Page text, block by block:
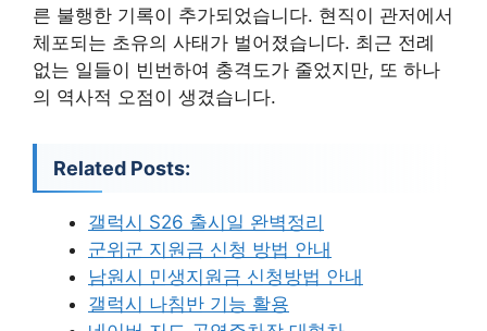
른 불행한 기록이 추가되었습니다. 현직이 관저에서
체포되는 초유의 사태가 벌어졌습니다. 최근 전례
없는 일들이 빈번하여 충격도가 줄었지만, 또 하나
의 역사적 오점이 생겼습니다.
Related Posts:
갤럭시 S26 출시일 완벽정리
군위군 지원금 신청 방법 안내
남원시 민생지원금 신청방법 안내
갤럭시 나침반 기능 활용